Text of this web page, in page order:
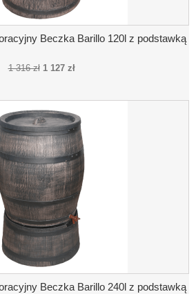
Beczka Barillo 120l z podstawką
1 316 zł 1 127 zł
Beczka Barillo 240l z podstawką